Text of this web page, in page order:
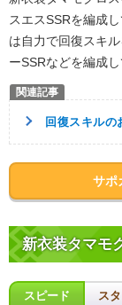
スエスSSRを編成
は自力で回復スキ
ーSSRなどを編成
回復スキルの
サポ
新衣装タマモ
スピード ス